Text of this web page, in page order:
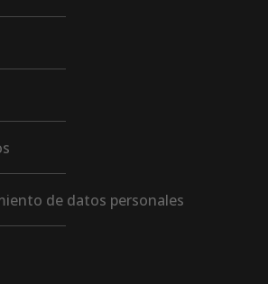
de datos personales